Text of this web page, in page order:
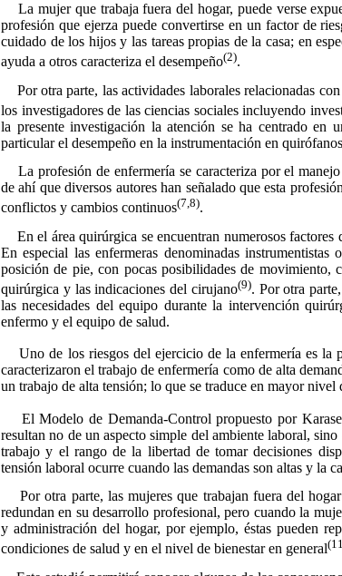
La mujer que trabaja fuera del hogar, puede verse
profesión que ejerza puede convertirse en un factor de
cuidado de los hijos y las tareas propias de la casa; en
ayuda a otros caracteriza el desempeño(2).
Por otra parte, las actividades laborales relacionadas
los investigadores de las ciencias sociales incluyendo
la presente investigación la atención se ha centrado en
particular el desempeño en la instrumentación en
La profesión de enfermería se caracteriza por el
de ahí que diversos autores han señalado que esta
conflictos y cambios continuos(7,8).
En el área quirúrgica se encuentran numerosos factores
En especial las enfermeras denominadas
posición de pie, con pocas posibilidades de movimiento,
quirúrgica y las indicaciones del cirujano(9). Por otra
las necesidades del equipo durante la intervención
enfermo y el equipo de salud.
Uno de los riesgos del ejercicio de la enfermería es la
caracterizaron el trabajo de enfermería como de alta
un trabajo de alta tensión; lo que se traduce en mayor nivel
El Modelo de Demanda-Control propuesto por
resultan no de un aspecto simple del ambiente laboral,
trabajo y el rango de la libertad de tomar decisiones
tensión laboral ocurre cuando las demandas son altas y la
Por otra parte, las mujeres que trabajan fuera del
redundan en su desarrollo profesional, pero cuando la
y administración del hogar, por ejemplo, éstas pueden
condiciones de salud y en el nivel de bienestar en general